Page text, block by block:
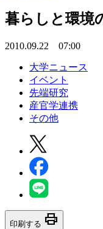
暮らしと環境
2010.09.22 07:00
大学ニュース
イベント
先端研究
産官学連携
その他
印刷する print